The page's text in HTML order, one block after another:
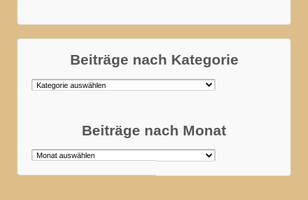
Beiträge nach Kategorie
Beiträge nach Monat
Monat